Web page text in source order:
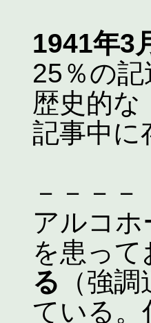
1941年3
25％の
歴史的
記事中に
－－－－
アルコ
を患って
る （強
ている。